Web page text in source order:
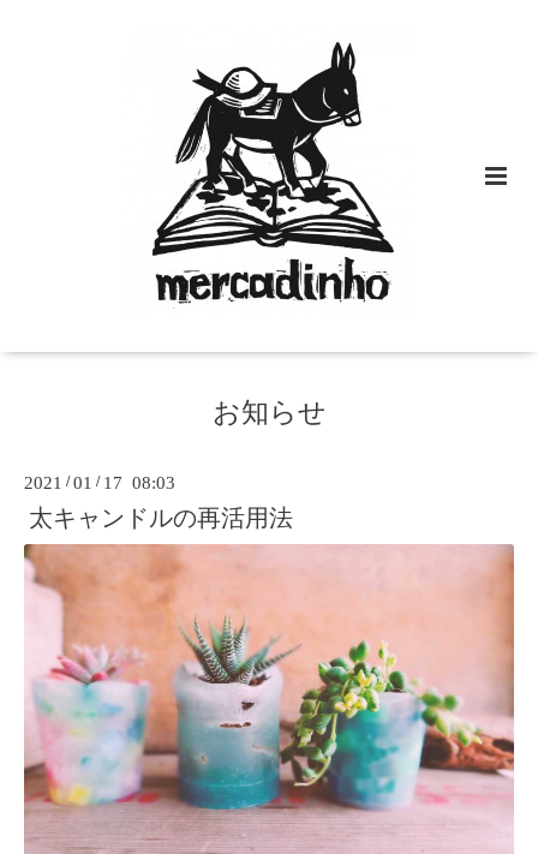
お知らせ
2021 /01 / 17 08:03
太キャンドルの再活用法